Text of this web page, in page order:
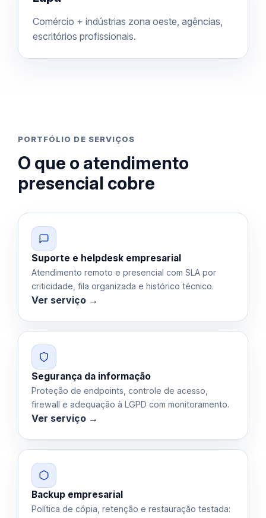
Comércio + indústrias zona oeste, agências,
escritórios profissionais.
PORTFÓLIO DE SERVIÇOS
O que o atendimento
presencial cobre
Suporte e helpdesk empresarial
Atendimento remoto e presencial com SLA por
criticidade, fila organizada e histórico técnico.
Ver serviço →
Segurança da informação
Proteção de endpoints, controle de acesso,
firewall e adequação à LGPD com monitoramento.
Ver serviço →
Backup empresarial
Política de cópia, retenção e restauração testada: